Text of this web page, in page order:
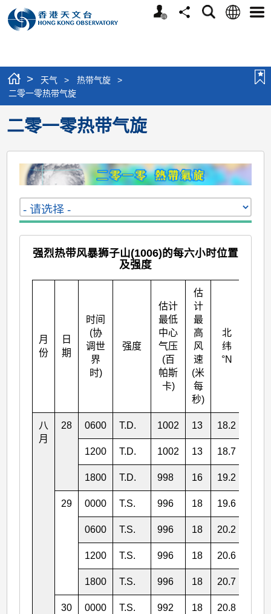
个
分
搜
语
选
> 天气 > 热带气旋
>
二零一零热带气旋
二零一零热带气旋
强烈热带风暴狮子山(1006)的每六小时位置
及强度
月
份
日
期
时间
(协
调世
界
时)
强度
估计
最低
中心
气压
(百
帕斯
卡)
估
计
最
高
风
速
(米
每
秒)
北
纬
°N
八
月
28 0600 T.D. 1002 13 18.2
1200 T.D. 1002 13 18.7
1800 T.D. 998 16 19.2
29 0000 T.S. 996 18 19.6
0600 T.S. 996 18 20.2
1200 T.S. 996 18 20.6
1800 T.S. 996 18 20.7
30 0000 T.S. 992 18 20.8